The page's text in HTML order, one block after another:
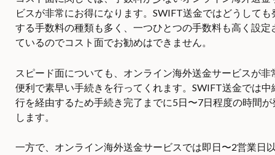
ビスが非常にお得になります。SWIFT送金ではどうしても
する手数料の種類も多く、一つひとつの手数料も高く設定
ているのでコスト面でお勧めはできません。
スピード面についても、オンライン海外送金サービスが非
便利で素早い手続きを行ってくれます。SWIFT送金では中
行を経由するため手続き完了までに5日〜7日程度の時間が
します。
一方で、オンライン海外送金サービスでは即日〜2営業日